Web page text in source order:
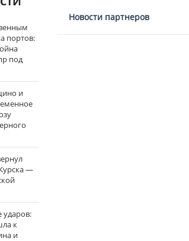
портов:
под
и
—
к
и
Новости партнеров